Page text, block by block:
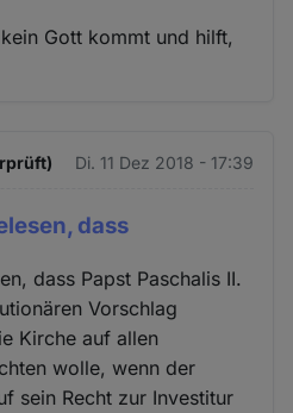
Gott kommt und hilft,
Di. 11 Dez 2018 - 17:39
dass
dass Papst Paschalis II.
Vorschlag
Kirche auf allen
wolle, wenn der
sein Recht zur Investitur